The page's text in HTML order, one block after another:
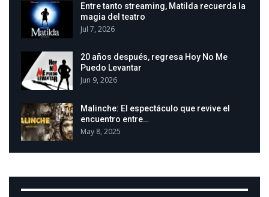
Entre tanto streaming, Matilda recuerda la
magia del teatro
Jul 7, 2026
20 años después, regresa Hoy No Me
Puedo Levantar
Jun 9, 2026
Malinche: El espectáculo que revive el
encuentro entre…
May 8, 2025